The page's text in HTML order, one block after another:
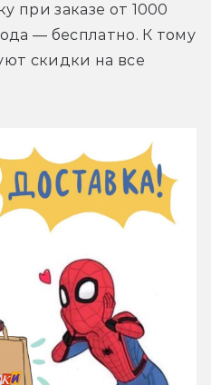
при заказе от 1000
— бесплатно. К тому
скидки на все